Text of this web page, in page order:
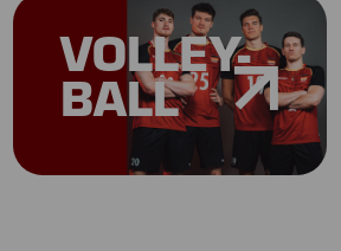
VOLLEY-
BALL